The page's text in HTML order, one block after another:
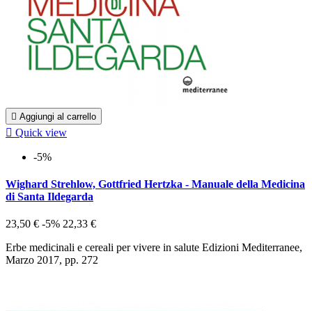
 Aggiungi al carrello
 Quick view
-5%
Wighard Strehlow, Gottfried Hertzka - Manuale della Medicina
di Santa Ildegarda
23,50 € -5% 22,33 €
Erbe medicinali e cereali per vivere in salute Edizioni Mediterranee,
Marzo 2017, pp. 272